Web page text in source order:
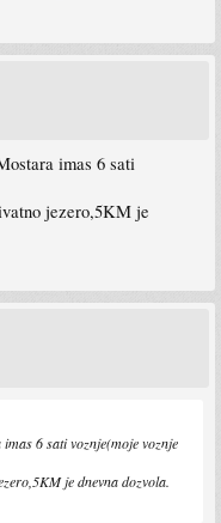
imas 6 sati
jezero,5KM je
6 sati voznje(moje voznje
je dnevna dozvola.